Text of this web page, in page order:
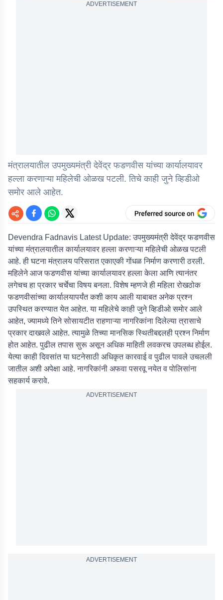
ADVERTISEMENT
मंत्रालयातील उपमुख्यमंत्री देवेंद्र फडणवीस यांच्या कार्यालयावर
हल्ला करणाऱ्या महिलेची ओळख पटली. तिचे काही जुने व्हिडीओ
समोर आले आहेत.
Devendra Fadnavis Latest Update: उपमुख्यमंत्री देवेंद्र फडणवीस
यांच्या मंत्रालयातील कार्यालयावर हल्ला करणाऱ्या महिलेची ओळख पटली
आहे. ही घटना मंत्रालय परिसरात एकाएकी गोंधळ निर्माण करणारी ठरली.
महिलेने आज फडणवीस यांच्या कार्यालयावर हल्ला केला आणि त्यानंतर
लगेचच हा प्रकार चर्चेचा विषय बनला. विशेष म्हणजे ही महिला रोखठोक
फडणवीसांच्या कार्यालयापर्यंत कशी काय आली याबाबत अनेक प्रश्न
उपस्थित करण्यात येत आहेत. या महिलेचे काही जुने व्हिडीओ समोर आले
आहेत, ज्यामध्ये तिने सोसायटीत राहणाऱ्या नागरिकांना दिलेल्या त्रासाचे
प्रकार दाखवले आहेत. त्यामुळे तिच्या मानसिक स्थितीबद्दलही प्रश्न निर्माण
होत आहेत. पुढील तपास सुरू असून अधिक माहिती लवकरच उपलब्ध होईल.
येत्या काही दिवसांत या घटनेसाठी अधिकृत कारवाई व पुढील पावले उचलली
जातील अशी अपेक्षा आहे. नागरिकांनी अफवा पसरवू नयेत व पोलिसांना
सहकार्य करावे.
ADVERTISEMENT
ADVERTISEMENT